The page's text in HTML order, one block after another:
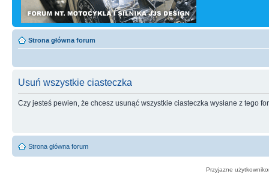
Strona główna forum
Usuń wszystkie ciasteczka
Czy jesteś pewien, że chcesz usunąć wszystkie ciasteczka wysłane z tego
Strona główna forum
Przyjazne